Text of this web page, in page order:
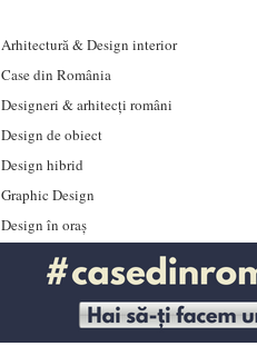
Arhitectură & Design interior
Case din România
Designeri & arhitecți români
Design de obiect
Design hibrid
Graphic Design
Design în oraș